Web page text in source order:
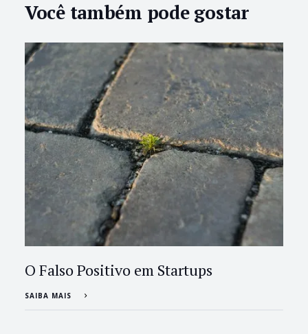
Você também pode gostar
O Falso Positivo em Startups
SAIBA MAIS